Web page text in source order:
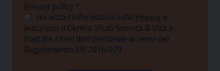
Privacy policy *
Ho letto l'informativa sulla Privacy e
autorizzo il Centro Studi Scienza & Vita a
trattare i miei dati personali ai sensi del
Regolamento UE 2016/679